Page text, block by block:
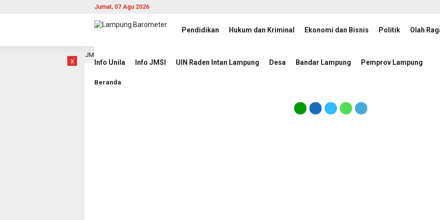
Jumat, 07 Agu 2026
Pendidikan Hukum dan Kriminal Ekonomi dan Bisnis Politik Olah
Info Unila Info JMSI UIN Raden Intan Lampung Desa Bandar Lampung Pemprov Lampung
x
Berbasis AI di JMSI JMSI
Beranda